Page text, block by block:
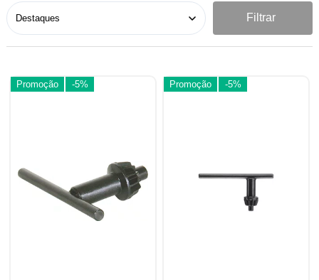
Filtrar
Promoção -5% Promoção -5%